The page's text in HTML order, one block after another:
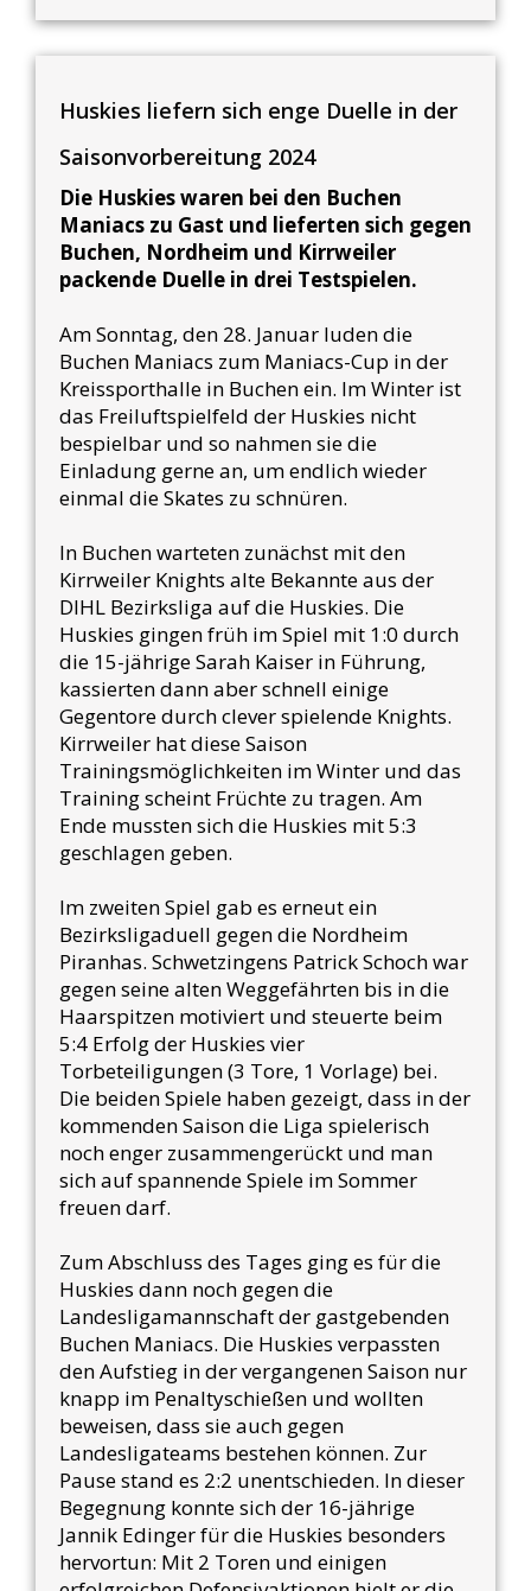
Huskies liefern sich enge Duelle in der
Saisonvorbereitung 2024
Die Huskies waren bei den Buchen
Maniacs zu Gast und lieferten sich gegen
Buchen, Nordheim und Kirrweiler
packende Duelle in drei Testspielen.
Am Sonntag, den 28. Januar luden die
Buchen Maniacs zum Maniacs-Cup in der
Kreissporthalle in Buchen ein. Im Winter ist
das Freiluftspielfeld der Huskies nicht
bespielbar und so nahmen sie die
Einladung gerne an, um endlich wieder
einmal die Skates zu schnüren.
In Buchen warteten zunächst mit den
Kirrweiler Knights alte Bekannte aus der
DIHL Bezirksliga auf die Huskies. Die
Huskies gingen früh im Spiel mit 1:0 durch
die 15-jährige Sarah Kaiser in Führung,
kassierten dann aber schnell einige
Gegentore durch clever spielende Knights.
Kirrweiler hat diese Saison
Trainingsmöglichkeiten im Winter und das
Training scheint Früchte zu tragen. Am
Ende mussten sich die Huskies mit 5:3
geschlagen geben.
Im zweiten Spiel gab es erneut ein
Bezirksligaduell gegen die Nordheim
Piranhas. Schwetzingens Patrick Schoch war
gegen seine alten Weggefährten bis in die
Haarspitzen motiviert und steuerte beim
5:4 Erfolg der Huskies vier
Torbeteiligungen (3 Tore, 1 Vorlage) bei.
Die beiden Spiele haben gezeigt, dass in der
kommenden Saison die Liga spielerisch
noch enger zusammengerückt und man
sich auf spannende Spiele im Sommer
freuen darf.
Zum Abschluss des Tages ging es für die
Huskies dann noch gegen die
Landesligamannschaft der gastgebenden
Buchen Maniacs. Die Huskies verpassten
den Aufstieg in der vergangenen Saison nur
knapp im Penaltyschießen und wollten
beweisen, dass sie auch gegen
Landesligateams bestehen können. Zur
Pause stand es 2:2 unentschieden. In dieser
Begegnung konnte sich der 16-jährige
Jannik Edinger für die Huskies besonders
hervortun: Mit 2 Toren und einigen